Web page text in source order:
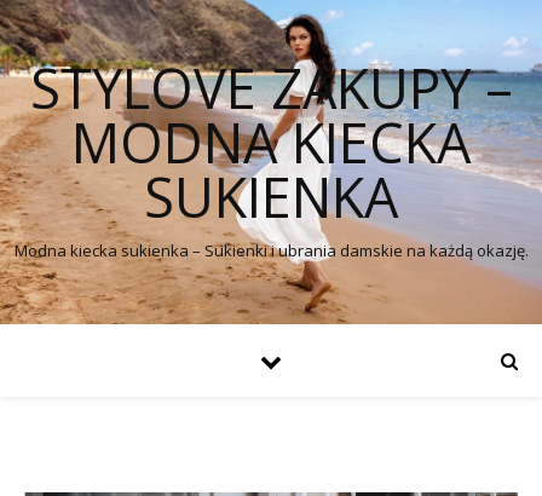
STYLOVE ZAKUPY –
MODNA KIECKA
SUKIENKA
Modna kiecka sukienka – Sukienki i ubrania damskie na każdą okazję.